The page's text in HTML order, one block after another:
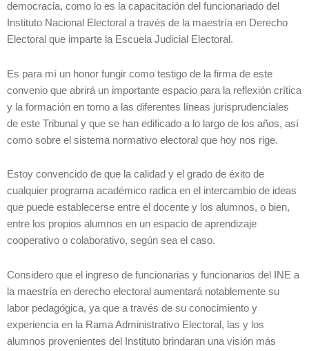
democracia, como lo es la capacitación del funcionariado del
Instituto Nacional Electoral a través de la maestría en Derecho
Electoral que imparte la Escuela Judicial Electoral.
Es para mí un honor fungir como testigo de la firma de este
convenio que abrirá un importante espacio para la reflexión crítica
y la formación en torno a las diferentes líneas jurisprudenciales
de este Tribunal y que se han edificado a lo largo de los años, así
como sobre el sistema normativo electoral que hoy nos rige.
Estoy convencido de que la calidad y el grado de éxito de
cualquier programa académico radica en el intercambio de ideas
que puede establecerse entre el docente y los alumnos, o bien,
entre los propios alumnos en un espacio de aprendizaje
cooperativo o colaborativo, según sea el caso.
Considero que el ingreso de funcionarias y funcionarios del INE a
la maestría en derecho electoral aumentará notablemente su
labor pedagógica, ya que a través de su conocimiento y
experiencia en la Rama Administrativo Electoral, las y los
alumnos provenientes del Instituto brindaran una visión más